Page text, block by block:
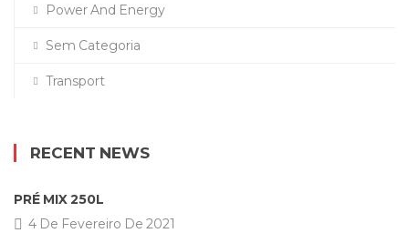
Power And Energy
Sem Categoria
Transport
RECENT NEWS
PRÉ MIX 250L
4 De Fevereiro De 2021